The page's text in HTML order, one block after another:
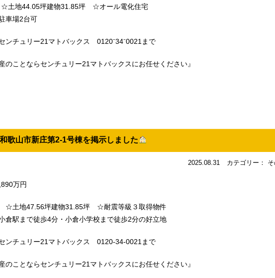
地44.05坪建物31.85坪 ☆オール電化住宅
車場2台可
ンチュリー21マトバックス 0120⁻34⁻0021まで
のことならセンチュリー21マトバックスにお任せください』
歌山市新庄第2-1号棟を掲示しました
2025.08.31 カテゴリー：
万円
地47.56坪建物31.85坪 ☆耐震等級３取得物件
駅まで徒歩4分・小倉小学校まで徒歩2分の好立地
ンチュリー21マトバックス 0120-34-0021まで
のことならセンチュリー21マトバックスにお任せください』